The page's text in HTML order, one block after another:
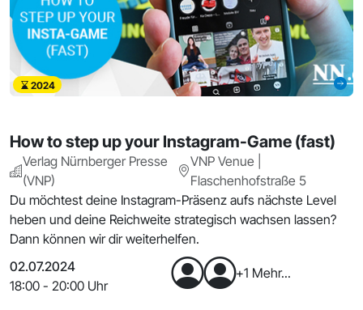
2024
How to step up your Instagram-Game (fast)
Verlag Nürnberger Presse
(VNP)
VNP Venue |
Flaschenhofstraße 5
Du möchtest deine Instagram-Präsenz aufs nächste Level
heben und deine Reichweite strategisch wachsen lassen?
Dann können wir dir weiterhelfen.
02.07.2024
18:00 - 20:00 Uhr
+1 Mehr...